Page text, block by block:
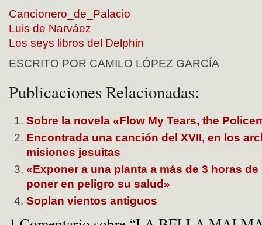
Cancionero_de_Palacio
Luis de Narváez
Los seys libros del Delphin
ESCRITO POR CAMILO LÓPEZ GARCÍA
Publicaciones Relacionadas:
Sobre la novela «Flow My Tears, the
Encontrada una canción del XVII, en los
misiones jesuitas
«Exponer a una planta a más de 3 horas
poner en peligro su salud»
Soplan vientos antiguos